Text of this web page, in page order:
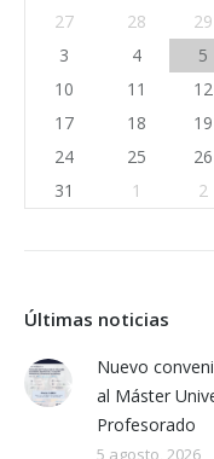
27
28 29
3
4 5
10
11 12
17
18 19
24
25 26
31
1 2
Últimas noticias
Nuevo
al Máster
Profesorado
5 agosto, 2026